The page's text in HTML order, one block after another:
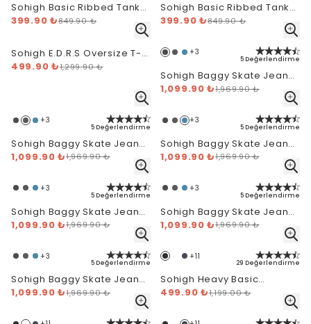
Sohigh Basic Ribbed Tank
Top - Siyah
399.90 ₺849.90 ₺
Sohigh Basic Ribbed Tank
Top - Kırık Beyaz
399.90 ₺849.90 ₺
Sohigh E.D.R.S Oversize T-
Shirt
499.90 ₺1,299.90 ₺
+3
5 Değerlendirme
Sohigh Baggy Skate Jeans
- Washed Black
1,099.90 ₺1,969.90 ₺
+3
5 Değerlendirme
Sohigh Baggy Skate Jeans
- Faded Black
1,099.90 ₺1,969.90 ₺
+3
5 Değerlendirme
Sohigh Baggy Skate Jeans
- Stone Wash Blue
1,099.90 ₺1,969.90 ₺
+3
5 Değerlendirme
Sohigh Baggy Skate Jeans
- Indigo
1,099.90 ₺1,969.90 ₺
+3
5 Değerlendirme
Sohigh Baggy Skate Jeans
- Dark Gray
1,099.90 ₺1,969.90 ₺
+3
5 Değerlendirme
Sohigh Baggy Skate Jeans
- Dirty Wash
1,099.90 ₺1,969.90 ₺
+11
29 Değerlendirme
Sohigh Heavy Basic
Oversize T-Shirt - Siyah
499.90 ₺1,199.00 ₺